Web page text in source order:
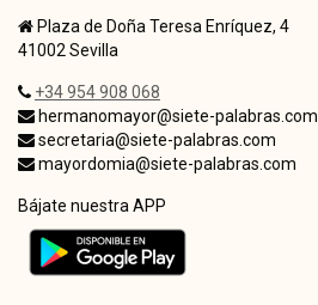
Plaza de Doña Teresa Enríquez, 4
41002 Sevilla
+34 954 908 068
hermanomayor@siete-palabras.com
secretaria@siete-palabras.com
mayordomia@siete-palabras.com
Bájate nuestra APP